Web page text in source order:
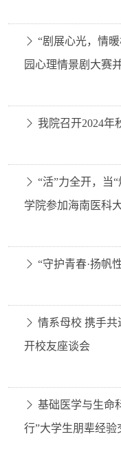
“剧展心光，情
园心理情景剧大赛
我院召开2024年
“活”力全开，当
学院参加海南医科
“守护青春·扬帆
情系母校 携手
开校友座谈会
基础医学与生命
行”大学生朋辈经验